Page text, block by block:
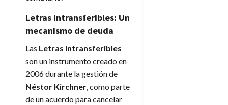
Letras Intransferibles: Un
mecanismo de deuda
Las Letras Intransferibles
son un instrumento creado en
2006 durante la gestión de
Néstor Kirchner , como parte
de un acuerdo para cancelar